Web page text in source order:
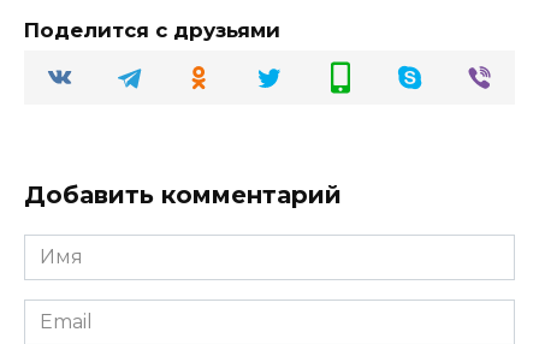
Поделится с друзьями
Добавить комментарий
Имя
Email